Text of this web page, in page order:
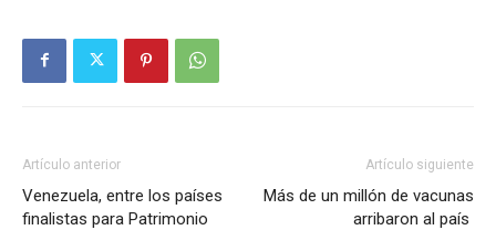
Artículo anterior
Venezuela, entre los países
finalistas para Patrimonio
Artículo siguiente
Más de un millón de vacunas
arribaron al país